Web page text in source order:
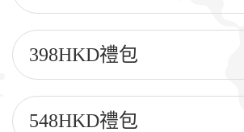
398HKD禮包
548HKD禮包